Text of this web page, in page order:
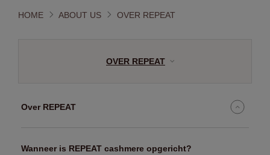
HOME ABOUT US OVER REPEAT
OVER REPEAT
Over REPEAT
Wanneer is REPEAT cashmere opgericht?